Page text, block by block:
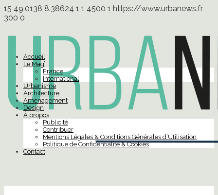
15 49.0138 8.38624 1 1 4500 1 https://www.urbanews.fr
300 0
Accueil
Le Mag’
France
International
Urbanisme
Architecture
Aménagement
Design
À propos
Publicité
Contribuer
Mentions Légales & Conditions Générales d’Utilisation
Politique de Confidentialité & Cookies
Contact